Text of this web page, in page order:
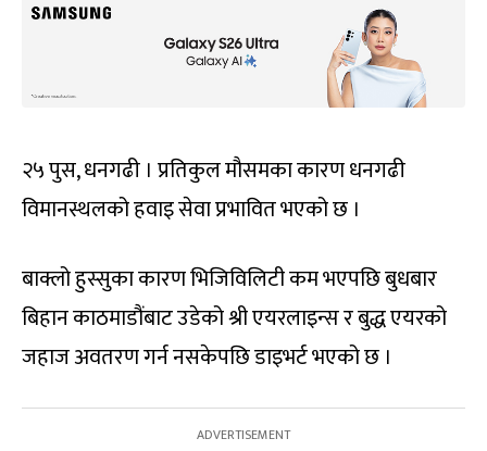
२५ पुस, धनगढी । प्रतिकुल मौसमका कारण धनगढी
विमानस्थलको हवाइ सेवा प्रभावित भएको छ ।
बाक्लो हुस्सुका कारण भिजिविलिटी कम भएपछि बुधबार
बिहान काठमाडौंबाट उडेको श्री एयरलाइन्स र बुद्ध एयरको
जहाज अवतरण गर्न नसकेपछि डाइभर्ट भएको छ ।